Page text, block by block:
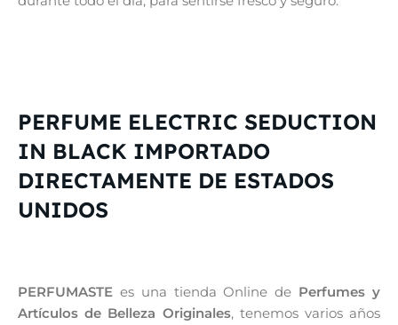
PERFUME ELECTRIC SEDUCTION
IN BLACK IMPORTADO
DIRECTAMENTE DE ESTADOS
UNIDOS
PERFUMASTE es una tienda Online de Perfumes y
Artículos de Belleza Originales, tenemos varios años